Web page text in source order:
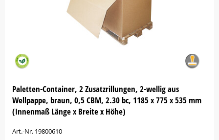
Paletten-Container, 2 Zusatzrillungen, 2-wellig aus
Wellpappe, braun, 0,5 CBM, 2.30 bc, 1185 x 775 x 535 mm
(Innenmaß Länge x Breite x Höhe)
Art.-Nr. 19800610